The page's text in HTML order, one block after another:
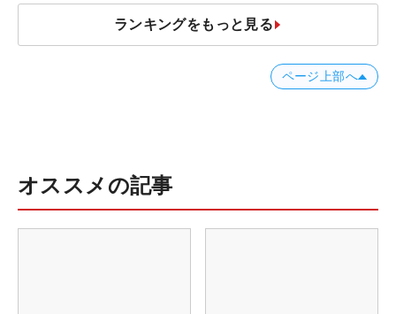
ランキングをもっと見る
ページ上部へ
オススメの記事